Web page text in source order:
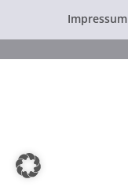
Impressum